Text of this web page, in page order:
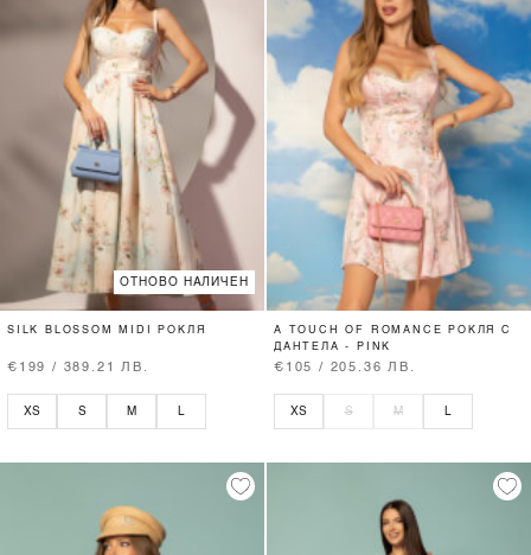
ОТНОВО НАЛИЧЕН
SILK BLOSSOM MIDI РОКЛЯ
€199 / 389.21 ЛВ.
XS S M L
A TOUCH OF ROMANCE РОКЛЯ С
ДАНТЕЛА - PINK
€105 / 205.36 ЛВ.
XS S M L